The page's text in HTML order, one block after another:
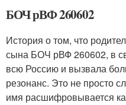
БОЧ рВФ 260602
История о том, что
сына БОЧ рВФ 260602, в
всю Россию и вызвала
резонанс. Это не просто
имя расшифровывается